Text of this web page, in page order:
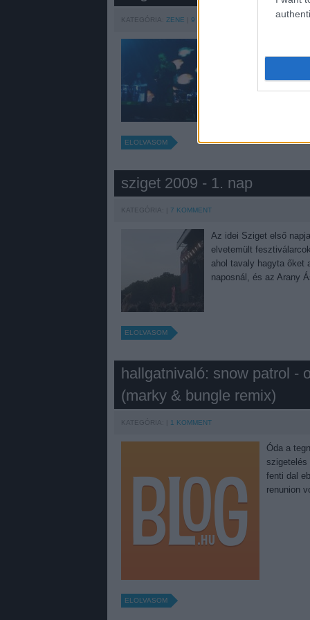
KATEGÓRIA: ZENE 9
annyit tudok
nem maradt le
ELOLVASOM
sziget 2009 - 1. nap
KATEGÓRIA: 7 KOMMENT
Az idei Sziget első
elvetemült
ahol tavaly hagyta őket
naposnál, és az Arany
ELOLVASOM
hallgatnivaló: snow patrol -
(marky & bungle remix)
KATEGÓRIA: 1 KOMMENT
Óda a
szigetelés
fenti dal
renunion
ELOLVASOM